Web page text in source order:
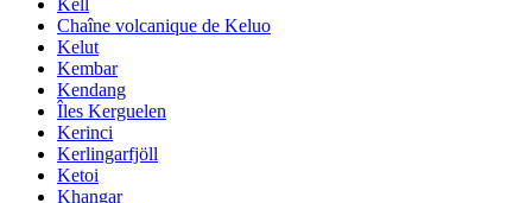
Chaîne volcanique de Keluo
Kelut
Kembar
Kendang
Îles Kerguelen
Kerinci
Kerlingarfjöll
Ketoi
Khangar